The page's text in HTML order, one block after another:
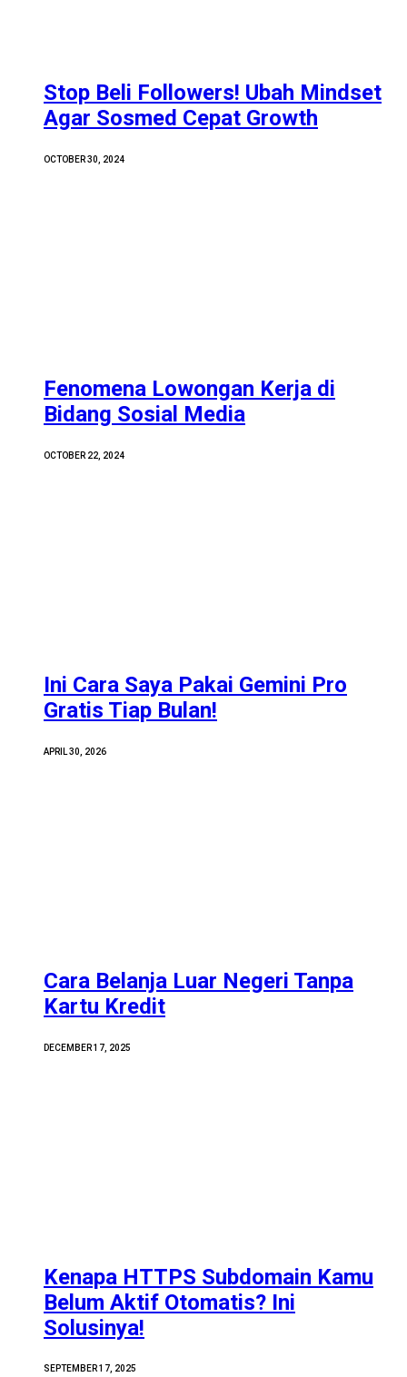
Stop Beli Followers! Ubah Mindset
Agar Sosmed Cepat Growth
OCTOBER 30, 2024
Fenomena Lowongan Kerja di
Bidang Sosial Media
OCTOBER 22, 2024
Ini Cara Saya Pakai Gemini Pro
Gratis Tiap Bulan!
APRIL 30, 2026
Cara Belanja Luar Negeri Tanpa
Kartu Kredit
DECEMBER 17, 2025
Kenapa HTTPS Subdomain Kamu
Belum Aktif Otomatis? Ini
Solusinya!
SEPTEMBER 17, 2025